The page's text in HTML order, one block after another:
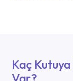
Kaç Kutuya
Var?